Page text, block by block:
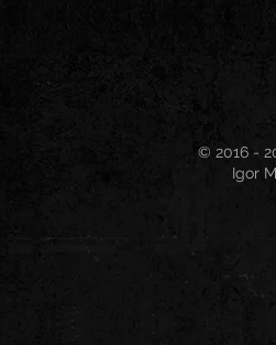
© 2016 -
Igor